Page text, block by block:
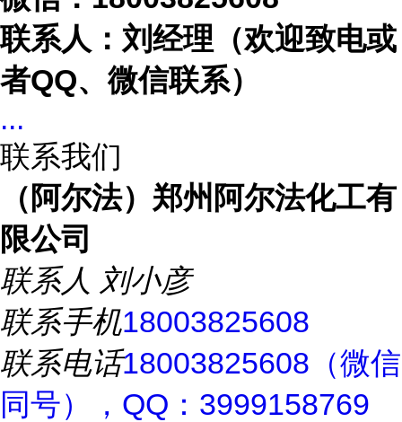
联系人：刘经理（欢迎致电或
者QQ、微信联系）
...
联系我们
（阿尔法）郑州阿尔法化工有
限公司
联系人 刘小彦
联系手机18003825608
联系电话18003825608（微信
同号），QQ：3999158769